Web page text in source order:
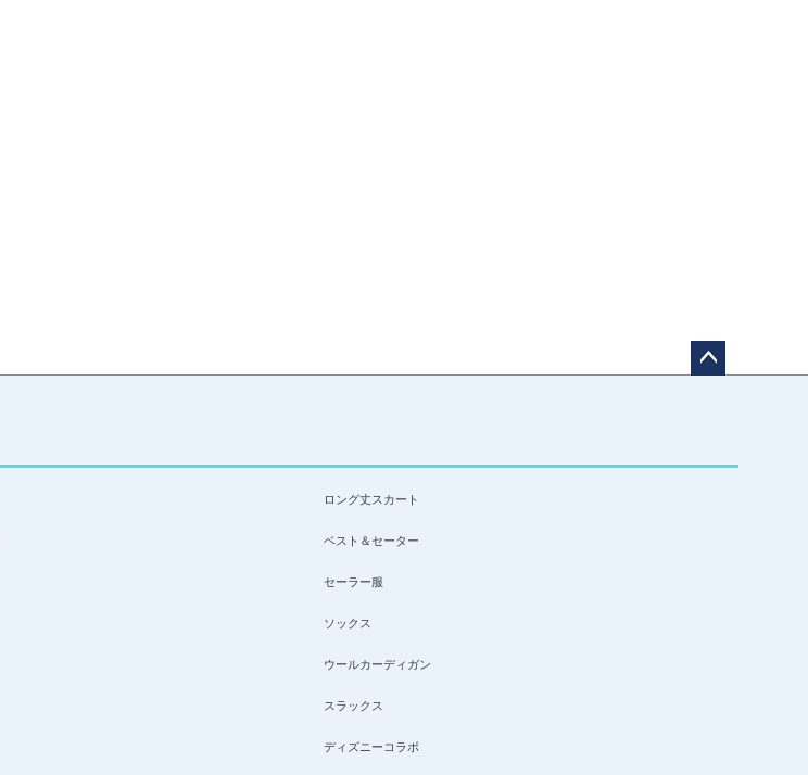
ロング丈スカート
ベスト＆セーター
セーラー服
ソックス
ウールカーディガン
スラックス
ディズニーコラボ